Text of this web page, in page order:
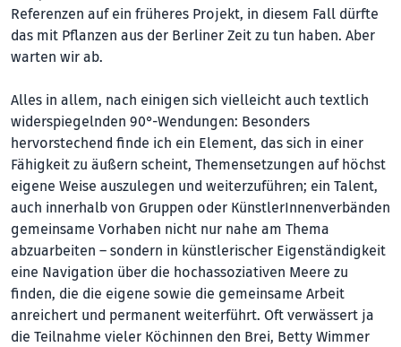
Referenzen auf ein früheres Projekt, in diesem Fall dürfte
das mit Pflanzen aus der Berliner Zeit zu tun haben. Aber
warten wir ab.
Alles in allem, nach einigen sich vielleicht auch textlich
widerspiegelnden 90°-Wendungen: Besonders
hervorstechend finde ich ein Element, das sich in einer
Fähigkeit zu äußern scheint, Themensetzungen auf höchst
eigene Weise auszulegen und weiterzuführen; ein Talent,
auch innerhalb von Gruppen oder KünstlerInnenverbänden
gemeinsame Vorhaben nicht nur nahe am Thema
abzuarbeiten – sondern in künstlerischer Eigenständigkeit
eine Navigation über die hochassoziativen Meere zu
finden, die die eigene sowie die gemeinsame Arbeit
anreichert und permanent weiterführt. Oft verwässert ja
die Teilnahme vieler Köchinnen den Brei, Betty Wimmer